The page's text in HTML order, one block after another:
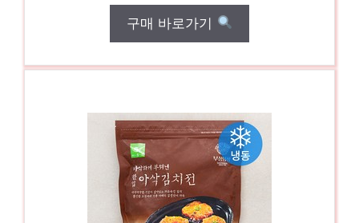
구매 바로가기